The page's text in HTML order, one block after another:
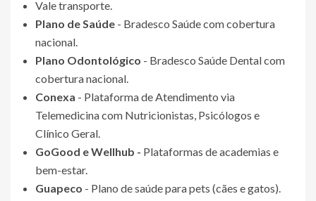
Vale transporte.
Plano de Saúde - Bradesco Saúde com cobertura
nacional.
Plano Odontológico - Bradesco Saúde Dental com
cobertura nacional.
Conexa - Plataforma de Atendimento via
Telemedicina com Nutricionistas, Psicólogos e
Clínico Geral.
GoGood e Wellhub - Plataformas de academias e
bem-estar.
Guapeco - Plano de saúde para pets (cães e gatos).